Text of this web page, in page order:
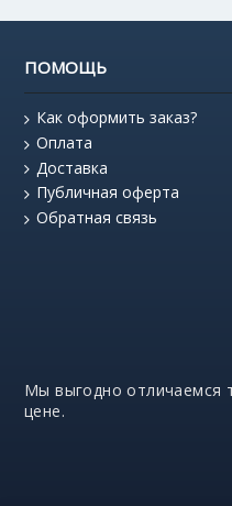
ПОМОЩЬ
Как оформить заказ?
Оплата
Доставка
Публичная оферта
Обратная связь
Мы выгодно отличаемся
цене.